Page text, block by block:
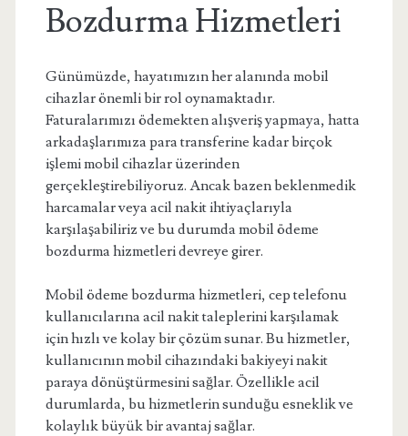
Bozdurma Hizmetleri
Günümüzde, hayatımızın her alanında mobil
cihazlar önemli bir rol oynamaktadır.
Faturalarımızı ödemekten alışveriş yapmaya, hatta
arkadaşlarımıza para transferine kadar birçok
işlemi mobil cihazlar üzerinden
gerçekleştirebiliyoruz. Ancak bazen beklenmedik
harcamalar veya acil nakit ihtiyaçlarıyla
karşılaşabiliriz ve bu durumda mobil ödeme
bozdurma hizmetleri devreye girer.
Mobil ödeme bozdurma hizmetleri, cep telefonu
kullanıcılarına acil nakit taleplerini karşılamak
için hızlı ve kolay bir çözüm sunar. Bu hizmetler,
kullanıcının mobil cihazındaki bakiyeyi nakit
paraya dönüştürmesini sağlar. Özellikle acil
durumlarda, bu hizmetlerin sunduğu esneklik ve
kolaylık büyük bir avantaj sağlar.